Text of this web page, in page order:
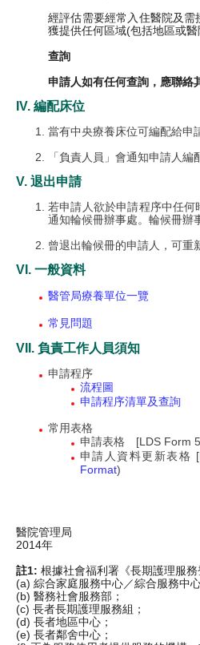
經評估需要經常入住醫院及
獲提供任何區域(包括地區或醫
查詢
申請人如有任何查詢，應聯絡
IV. 編配床位
當有中央療養床位可編配給申
「負責人員」會通知申請人編
V. 退出申請
若申請人欲於申請程序中任
通知輪候冊辦事處。輪候冊辦
曾退出輪候冊的申請人，可重
VI. 一般資料
醫管局療養單位一覽
常見問題
VII. 負責工作人員須知
申請程序
流程圖
申請程序清單及查詢
常用表格
申請表格 [LDS Form
申請人資料更新表格
Format)
醫院管理局
2014年
註1: 根據社會福利署《長期護理服
(a) 綜合家庭服務中心／綜合服務中心
(b) 醫務社會服務部；
(c) 長者長期護理服務組；
(d) 長者地區中心；
(e) 長者鄰舍中心；